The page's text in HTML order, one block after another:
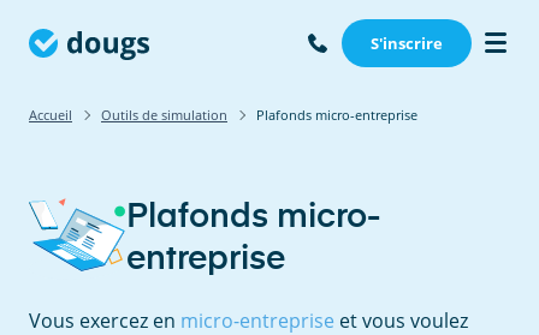
S'inscrire
Accueil Outils de simulation Plafonds micro-entreprise
Plafonds micro-
entreprise
Vous exercez en micro-entreprise et vous voulez